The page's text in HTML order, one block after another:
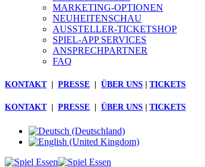
MARKETING-OPTIONEN
NEUHEITENSCHAU
AUSSTELLER-TICKETSHOP
SPIEL-APP SERVICES
ANSPRECHPARTNER
FAQ
KONTAKT| PRESSE ÜBER UNS TICKETS
KONTAKT| PRESSE ÜBER UNS TICKETS